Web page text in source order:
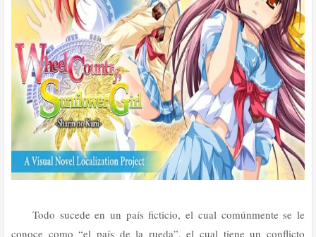
Todo sucede en un país ficticio, el cual comúnmente se le
conoce como “el país de la rueda”, el cual tiene un conflicto